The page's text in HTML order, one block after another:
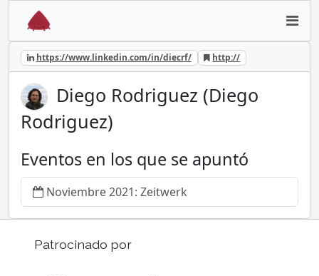
https://www.linkedin.com/in/diecrf/ http://
Diego Rodriguez (Diego
Rodriguez)
Eventos en los que se apuntó
Noviembre 2021: Zeitwerk
Patrocinado por